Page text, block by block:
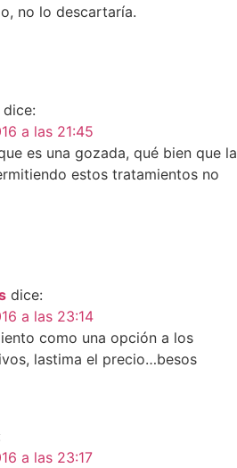
no lo descartaría.
dice:
a las 21:45
es una gozada, qué bien que la
estos tratamientos no
dice:
a las 23:14
como una opción a los
lastima el precio…besos
a las 23:17